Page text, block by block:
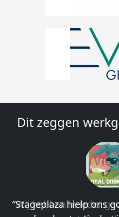
Dit zeggen
″Wij hebben in ieder